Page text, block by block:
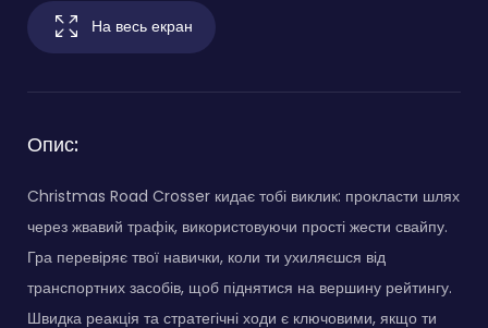
На весь екран
Опис:
Christmas Road Crosser кидає тобі виклик: прокласти шлях
через жвавий трафік, використовуючи прості жести свайпу.
Гра перевіряє твої навички, коли ти ухиляєшся від
транспортних засобів, щоб піднятися на вершину рейтингу.
Швидка реакція та стратегічні ходи є ключовими, якщо ти